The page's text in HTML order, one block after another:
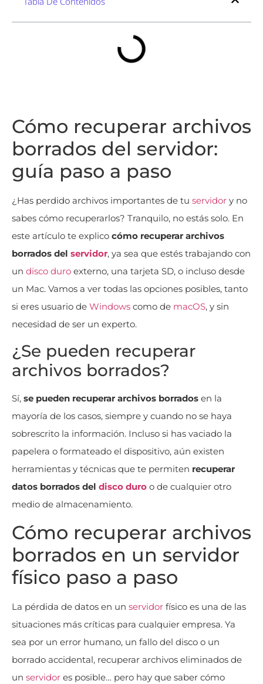
Cómo recuperar archivos
borrados del servidor:
guía paso a paso
¿Has perdido archivos importantes de tu servidor y no
sabes cómo recuperarlos? Tranquilo, no estás solo. En
este artículo te explico cómo recuperar archivos
borrados del servidor, ya sea que estés trabajando con
un disco duro externo, una tarjeta SD, o incluso desde
un Mac. Vamos a ver todas las opciones posibles, tanto
si eres usuario de Windows como de macOS, y sin
necesidad de ser un experto.
¿Se pueden recuperar
archivos borrados?
Sí, se pueden recuperar archivos borrados en la
mayoría de los casos, siempre y cuando no se haya
sobrescrito la información. Incluso si has vaciado la
papelera o formateado el dispositivo, aún existen
herramientas y técnicas que te permiten recuperar
datos borrados del disco duro o de cualquier otro
medio de almacenamiento.
Cómo recuperar archivos
borrados en un servidor
físico paso a paso
La pérdida de datos en un servidor físico es una de las
situaciones más críticas para cualquier empresa. Ya
sea por un error humano, un fallo del disco o un
borrado accidental, recuperar archivos eliminados de
un servidor es posible… pero hay que saber cómo